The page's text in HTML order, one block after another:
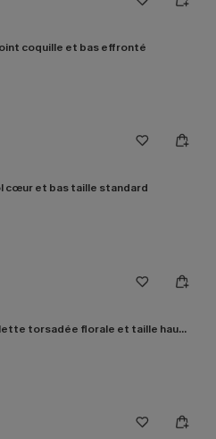
coquille et bas effronté
cœur et bas taille standard
Bikini avec bralette torsadée florale et taille haute épissée